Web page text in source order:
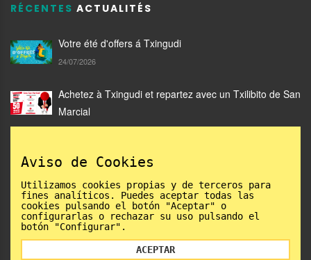
RÉCENTES ACTUALITÉS
Votre été d'offers á Txingudi
24/07/2026
Achetez à Txingudi et repartez avec un Txilibito de San
Marcial
05/06/2026
Catalogue Txingudi Mode 2026: gagnants
02/06/2026
Aviso de Cookies
Utilizamos cookies propias y de terceros para
fines analíticos. Puedes aceptar todas las
cookies pulsando el botón "Aceptar" o
configurarlas o rechazar su uso pulsando el
botón "Configurar".
ACEPTAR